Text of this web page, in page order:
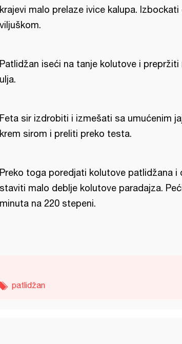
krajevi malo prelaze ivice kalupa. Izbockati
viljuškom.
Patlidžan iseći na tanje kolutove i prepržiti
ulja.
Feta sir izdrobiti i izmešati sa umućenim
krem sirom i preliti preko testa.
Preko toga poredjati kolutove patlidžana i
staviti malo deblje kolutove paradajza.
minuta na 220 stepeni.
patlidžan